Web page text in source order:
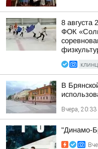
8 августа
ФОК
В
Вчера, 20:33
"Динамо-